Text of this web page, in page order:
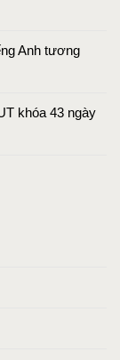
Anh tương
khóa 43 ngày